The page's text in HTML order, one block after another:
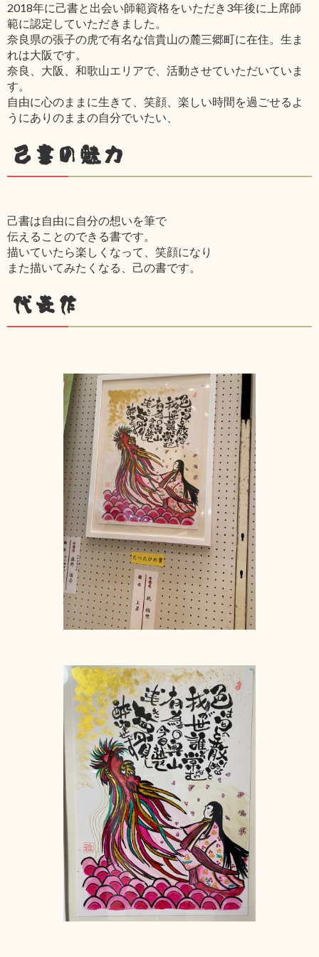
2018年に己書と出会い師範資格をいただき3年後に上席師
範に認定していただきました。
奈良県の張子の虎で有名な信貴山の麓三郷町に在住。生ま
れは大阪です。
奈良、大阪、和歌山エリアで、活動させていただいていま
す。
自由に心のままに生きて、笑顔、楽しい時間を過ごせるよ
うにありのままの自分でいたい、
己書の魅力
己書は自由に自分の想いを筆で
伝えることのできる書です。
描いていたら楽しくなって、笑顔になり
また描いてみたくなる、己の書です。
代表作